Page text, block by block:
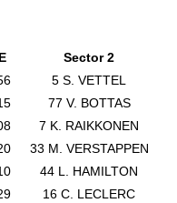
Sector 2
5 S. VETTEL
77 V. BOTTAS
7 K. RAIKKONEN
33 M. VERSTAPPEN
44 L. HAMILTON
16 C. LECLERC